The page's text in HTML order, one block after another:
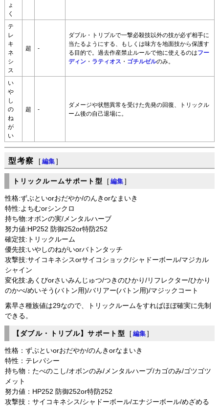
ょ
く
テ
レ
キ
ネ
シ
ス
超 -
ダブル・トリプルで一撃必殺技以外の技が必ず相手に
当たるようにする、もしくは味方を地面技から保護す
る目的で。過去作産禁止ルールで他に使えるのはフー
ディン・ ラティオス ・ ゴチルゼルのみ。
い
や
し
の
ね
が
い
超 -
ダメージや状態異常を受けた先発の回復、トリックル
ーム後の自己退場に。
型考察 [ 編集 ]
トリックルームサポート型 [ 編集 ]
性格:ずぶといorおだやか/のんきorなまいき
特性:よちむorシンクロ
持ち物:オボンの実/メンタルハーブ
努力値:HP252 防御252or特防252
確定技:トリックルーム
優先技:いやしのねがいorバトンタッチ
攻撃技:サイコキネシスorサイコショック/シャドーボール/マジカル
シャイン
変化技:あくびorさいみんじゅつ/つきのひかり/リフレクター/ひかり
のかべ/めいそう(バトン用)/バリアー(バトン用)/マジックコート
素早さ種族値は29なので、トリックルームをすればほぼ確実に先制
できる。
【ダブル・トリプル】サポート型 [ 編集 ]
性格：ずぶといorおだやか/のんきorなまいき
特性：テレパシー
持ち物：たべのこし/オボンのみ/メンタルハーブ/カゴのみ/ゴツゴツ
メット
努力値：HP252 防御252or特防252
攻撃技：サイコキネシス/シャドーボール/エナジーボール/めざめる